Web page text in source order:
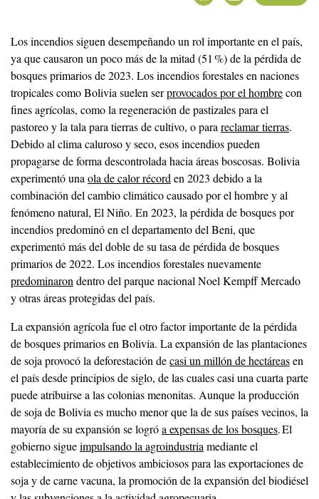
Los incendios siguen desempeñando un rol importante en el país,
ya que causaron un poco más de la mitad (51 %) de la pérdida de
bosques primarios de 2023. Los incendios forestales en naciones
tropicales como Bolivia suelen serprovocados por el hombrecon
fines agrícolas, como la regeneración de pastizales para el
pastoreo y la tala para tierras de cultivo, o para reclamar tierras.
Debido al clima caluroso y seco, esos incendios pueden
propagarse de forma descontrolada hacia áreas boscosas. Bolivia
experimentó una ola de calor récord en 2023 debido a la
combinación del cambio climático causado por el hombre y al
fenómeno natural, El Niño. En 2023, la pérdida de bosques por
incendios predominó en el departamento del Beni, que
experimentó más del doble de su tasa de pérdida de bosques
primarios de 2022. Los incendios forestales nuevamente
predominaron dentro del parque nacional Noel Kempff Mercado
y otras áreas protegidas del país.
La expansión agrícola fue el otro factor importante de la pérdida
de bosques primarios en Bolivia. La expansión de las plantaciones
de soja provocó la deforestación decasi un millón de hectáreasen
el país desde principios de siglo, de las cuales casi una cuarta parte
puede atribuirse a las colonias menonitas. Aunque la producción
de soja de Bolivia es mucho menor que la de sus países vecinos, la
mayoría de su expansión se logróa expensas de los bosques. El
gobierno sigueimpulsando la agroindustria mediante el
establecimiento de objetivos ambiciosos para las exportaciones de
soja y de carne vacuna, la promoción de la expansión del biodiésel